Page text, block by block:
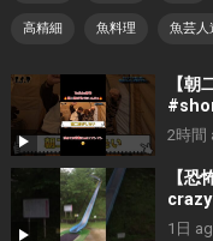
高精細 魚料理 魚芸人
【
プ #
2時間
【
1日